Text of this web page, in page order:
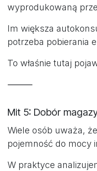
wyprodukowaną
Im większa
potrzeba pobierania
To właśnie tutaj
⸻
Mit 5: Dobór
Wiele osób uważa,
pojemność do mocy
W praktyce